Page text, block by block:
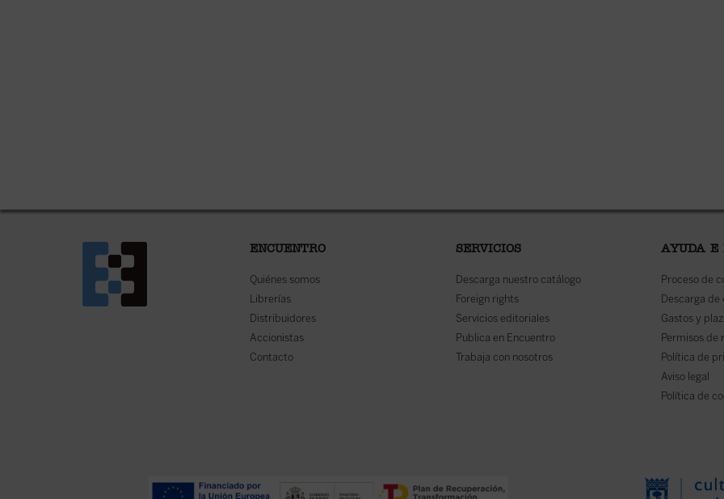
ENCUENTRO
Quiénes somos
Librerías
Distribuidores
Accionistas
Contacto
SERVICIOS
Descarga nuestro catálogo
Foreign rights
Servicios editoriales
Publica en Encuentro
Trabaja con nosotros
AYUDA E
Proceso de
Descarga de
Gastos y
Permisos de
Política de
Aviso legal
Política de